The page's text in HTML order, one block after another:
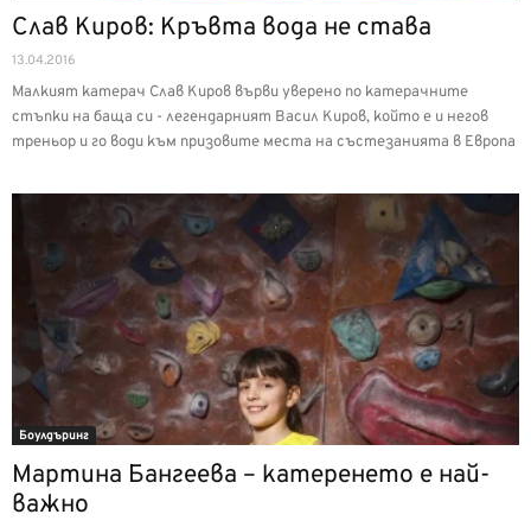
Слав Киров: Кръвта вода не става
13.04.2016
Малкият катерач Слав Киров върви уверено по катерачните
стъпки на баща си - легендарният Васил Киров, който е и негов
треньор и го води към призовите места на състезанията в Европа
Боулдъринг
Мартина Бангеева – катеренето е най-
важно